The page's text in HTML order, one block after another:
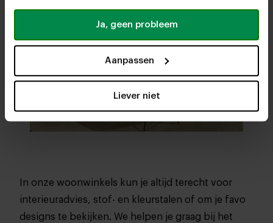
Ja, geen probleem
Aanpassen
Liever niet
In onze woonwinkels kun je altijd terecht voor
interieuradvies, stof- en kleurstalen of om je favo
designs te bekijken. We helpen je graag bij het